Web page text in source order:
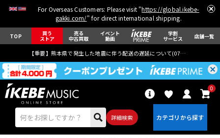
For Overseas Customers: Please visit "https://global.ikebe-
gakki.com/" for direct international shipping.
TOP 買う
ストア
売る
中古買取
イベント
動画
学割
サービス 店舗一覧
【重要】熊本県で発生した地震に伴う配送の遅延について(07月29日
詳細検索
0